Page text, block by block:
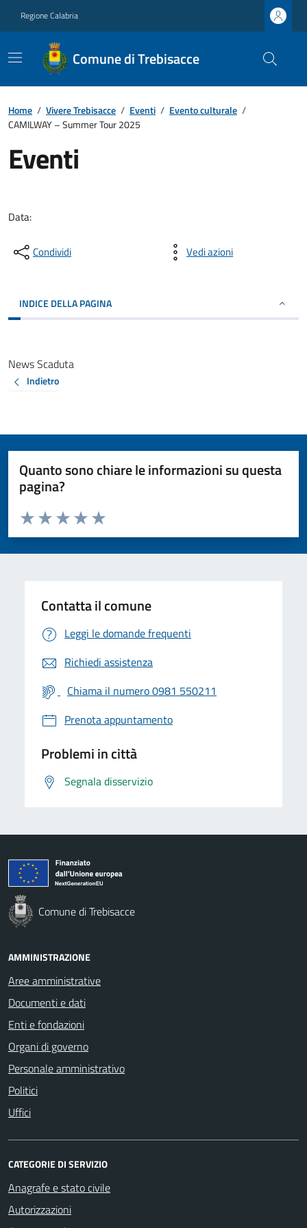
Regione Calabria
Comune di Trebisacce
Home / Vivere Trebisacce / Eventi / Evento culturale /
CAMILWAY – Summer Tour 2025
Eventi
Data:
Condividi Vedi azioni
INDICE DELLA PAGINA
News Scaduta
Indietro
Quanto sono chiare le informazioni su questa
pagina?
Valuta da 1 a 5 stelle la pagina
Valuta 5 stelle su 5
Valuta 4 stelle su 5
Valuta 3 stelle su 5
Valuta 2 stelle su 5
Valuta 1 stelle su 5
Contatta il comune
Leggi le domande frequenti
Richiedi assistenza
Chiama il numero 0981 550211
Prenota appuntamento
Problemi in città
Segnala disservizio
Comune di Trebisacce
AMMINISTRAZIONE
Aree amministrative
Documenti e dati
Enti e fondazioni
Organi di governo
Personale amministrativo
Politici
Uffici
CATEGORIE DI SERVIZIO
Anagrafe e stato civile
Autorizzazioni